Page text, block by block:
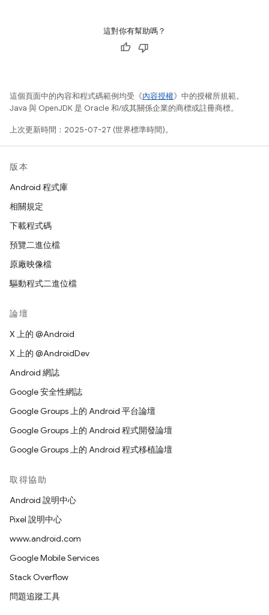
這對你有幫助嗎？
這個頁面中的內容和程式碼範例均受《內容授權》中的授權所規範。
Java 與 OpenJDK 是 Oracle 和/或其關係企業的商標或註冊商標。
上次更新時間：2025-07-27 (世界標準時間)。
版本
Android 程式庫
相關規定
下載程式碼
預覽二進位檔
原廠映像檔
驅動程式二進位檔
論壇
X 上的 @Android
X 上的 @AndroidDev
Android 網誌
Google 安全性網誌
Google Groups 上的 Android 平台論壇
Google Groups 上的 Android 程式開發論壇
Google Groups 上的 Android 程式移植論壇
取得協助
Android 說明中心
Pixel 說明中心
www.android.com
Google Mobile Services
Stack Overflow
問題追蹤工具